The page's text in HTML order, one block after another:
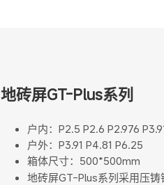
地砖屏GT-Plus系列
户内：P2.5 P2.6 P2.976
户外：P3.91 P4.81 P6.25
箱体尺寸：500*500mm
地砖屏GT-Plus系列采用压